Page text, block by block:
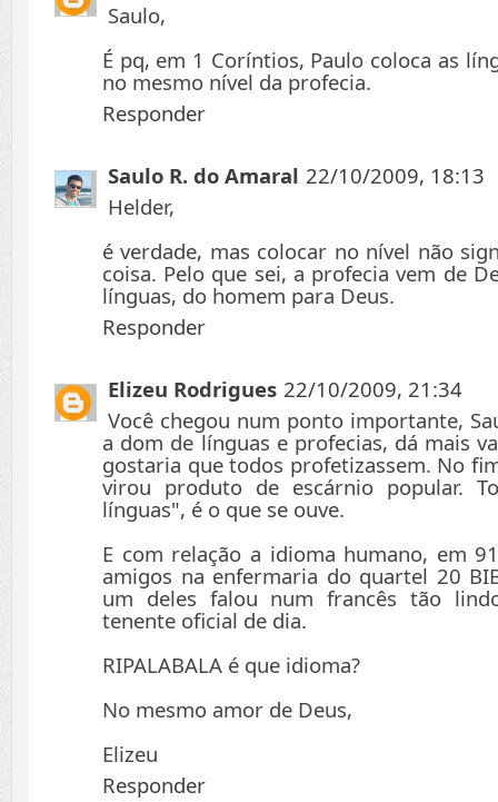
Saulo,
É pq, em 1 Coríntios, Paulo coloca as
no mesmo nível da profecia.
Responder
Saulo R. do Amaral 22/10/2009, 18:13
Helder,
é verdade, mas colocar no nível não
coisa. Pelo que sei, a profecia vem de
línguas, do homem para Deus.
Responder
Elizeu Rodrigues 22/10/2009, 21:34
Você chegou num ponto importante,
a dom de línguas e profecias, dá mais
gostaria que todos profetizassem. No
virou produto de escárnio popular.
línguas", é o que se ouve.
E com relação a idioma humano, em
amigos na enfermaria do quartel 20
um deles falou num francês tão
tenente oficial de dia.
RIPALABALA é que idioma?
No mesmo amor de Deus,
Elizeu
Responder